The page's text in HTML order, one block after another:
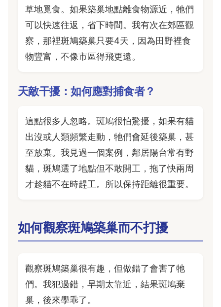
草地覓食。如果築巢地點離食物源近，牠們
可以快速往返，省下時間。我有次在郊區觀
察，那裡斑鳩築巢只要4天，因為田野裡食
物豐富，不像市區得飛更遠。
天敵干擾：如何應對捕食者？
這點很多人忽略。斑鳩很怕驚擾，如果有貓
出沒或人類頻繁走動，牠們會延後築巢，甚
至放棄。我見過一個案例，鄰居陽台常有野
貓，斑鳩選了地點但不敢開工，拖了快兩周
才趁貓不在時趕工。所以保持距離很重要。
如何觀察斑鳩築巢而不打擾
觀察斑鳩築巢很有趣，但做錯了會害了牠
們。我犯過錯，早期太靠近，結果斑鳩棄
巢，後來學乖了。